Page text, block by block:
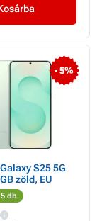
- 5%
S25 5G
zöld, EU
db